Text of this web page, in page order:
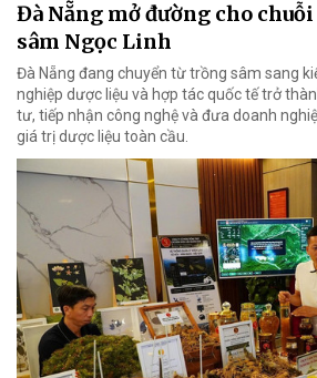
Đà Nẵng mở đường cho
sâm Ngọc Linh
Đà Nẵng đang chuyển từ trồng sâm sang
nghiệp dược liệu và hợp tác quốc tế trở
tư, tiếp nhận công nghệ và đưa doanh
giá trị dược liệu toàn cầu.